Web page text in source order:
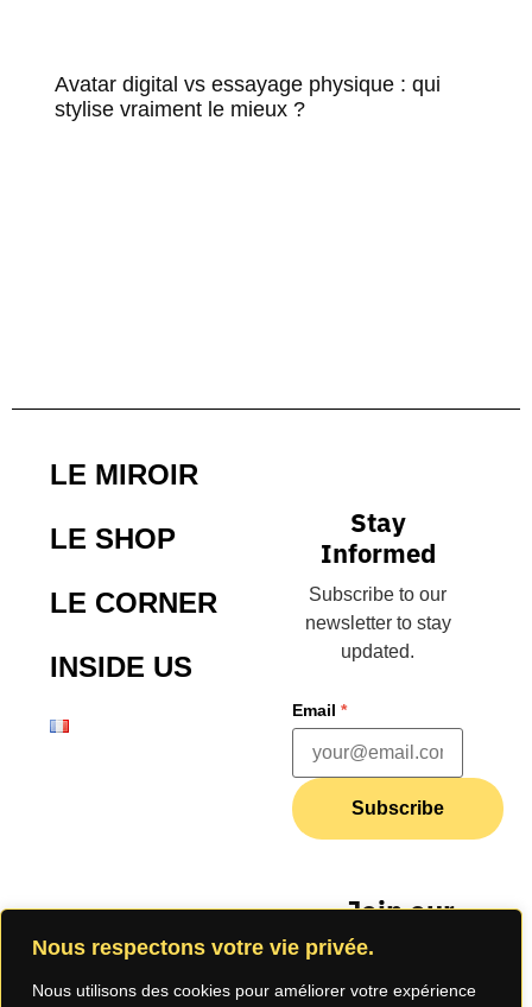
Nous respectons votre vie privée.
Nous utilisons des cookies pour améliorer votre expérience
Avatar digital vs essayage physique : qui
stylise vraiment le mieux ?
LE MIROIR
LE SHOP
LE CORNER
INSIDE US
Stay
Informed
Subscribe to our
newsletter to stay
updated.
Email *
Subscribe
Join our
community